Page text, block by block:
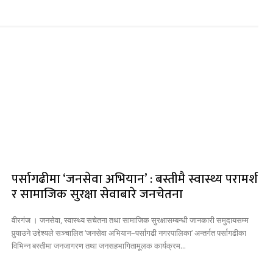
पर्सागढीमा ‘जनसेवा अभियान’ : बस्तीमै स्वास्थ्य परामर्श
र सामाजिक सुरक्षा सेवाबारे जनचेतना
वीरगंज । जनसेवा, स्वास्थ्य सचेतना तथा सामाजिक सुरक्षासम्बन्धी जानकारी समुदायसम्म
पुर्‍याउने उद्देश्यले सञ्चालित ‘जनसेवा अभियान–पर्सागढी नगरपालिका’ अन्तर्गत पर्सागढीका
विभिन्न बस्तीमा जनजागरण तथा जनसहभागितामूलक कार्यक्रम...